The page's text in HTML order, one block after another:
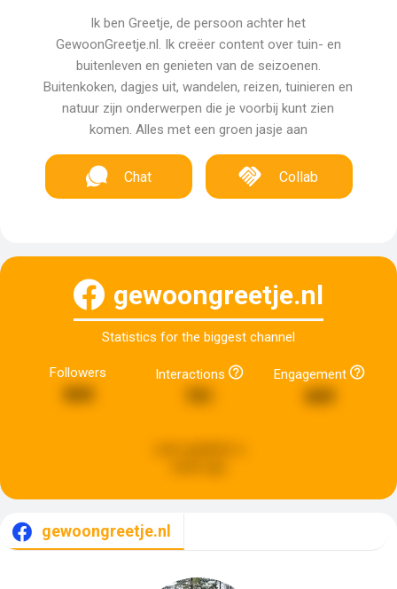
Ik ben Greetje, de persoon achter het
GewoonGreetje.nl. Ik creëer content over tuin- en
buitenleven en genieten van de seizoenen.
Buitenkoken, dagjes uit, wandelen, reizen, tuinieren en
natuur zijn onderwerpen die je voorbij kunt zien
komen. Alles met een groen jasje aan
Chat Collab
gewoongreetje.nl
Statistics for the biggest channel
Followers
800
Interactions Engagement
689
gewoongreetje.nl